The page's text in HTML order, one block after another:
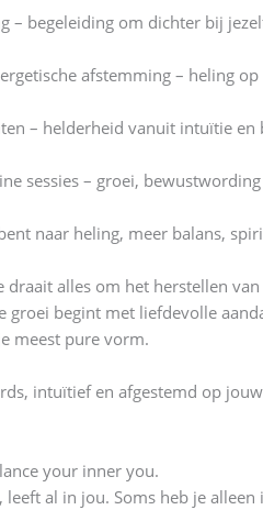
– begeleiding om dichter bij
afstemming – heling
– helderheid vanuit intuïtie en
sessies – groei,
naar heling, meer balans,
draait alles om het herstellen
groei begint met liefdevolle
meest pure vorm.
intuïtief en afgestemd op
your inner you.
leeft al in jou. Soms heb je